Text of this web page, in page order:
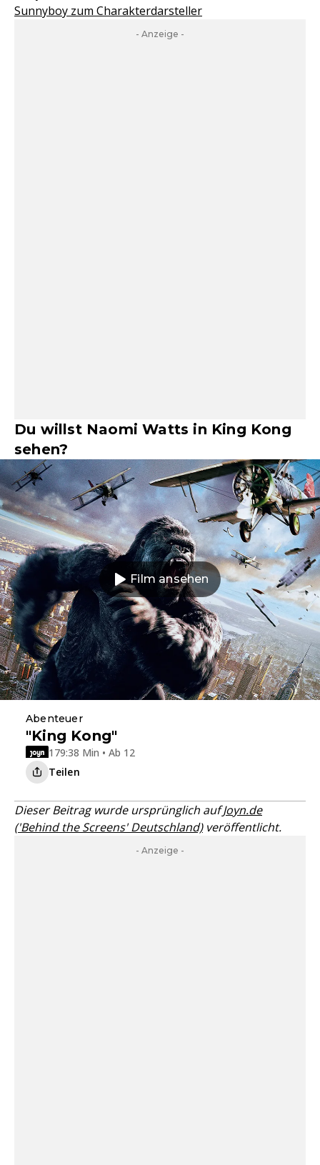
Sunnyboy zum Charakterdarsteller
- Anzeige -
Du willst Naomi Watts in King Kong
sehen?
Film ansehen
Abenteuer
"King Kong"
179:38 Min • Ab 12
Teilen
Dieser Beitrag wurde ursprünglich aufJoyn.de
('Behind the Screens' Deutschland)veröffentlicht.
- Anzeige -